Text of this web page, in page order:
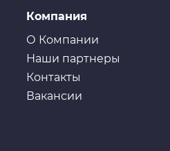
Компания
О Компании
Наши партнеры
Контакты
Вакансии